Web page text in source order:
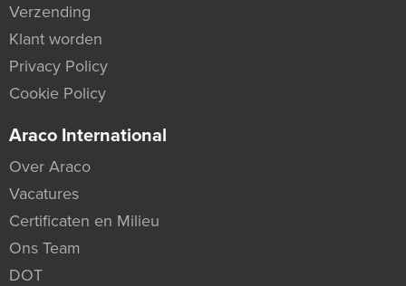
Verzending
Klant worden
Privacy Policy
Cookie Policy
Araco International
Over Araco
Vacatures
Certificaten en Milieu
Ons Team
DOT